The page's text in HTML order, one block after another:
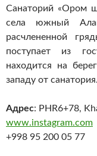
Санаторий «Ором
села южный
расчлененной
поступает из
находится на
западу от санатория.
Адрес: PHR6+78,
www.instagram.com
+998 95 200 05 77